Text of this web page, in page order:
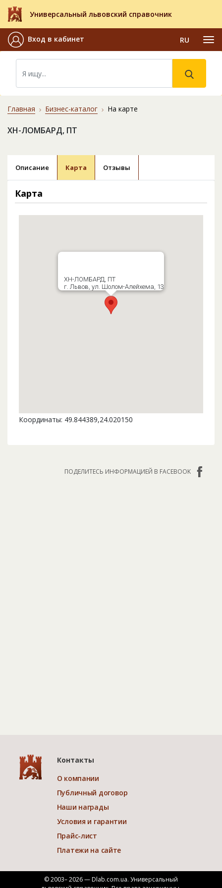
Универсальный львовский справочник
Вход в кабинет RU
Главная Бизнес-каталог На карте
ХН-ЛОМБАРД, ПТ
Описание Карта Отзывы
Карта
ХН-ЛОМБАРД, ПТ
г. Львов, ул. Шолом-Алейхема, 13
Координаты: 49.844389,24.020150
ПОДЕЛИТЕСЬ ИНФОРМАЦИЕЙ В FACEBOOK
Контакты
О компании
Публичный договор
Наши награды
Условия и гарантии
Прайс-лист
Платежи на сайте
© 2003– 2026 — Dlab.com.ua. Универсальный